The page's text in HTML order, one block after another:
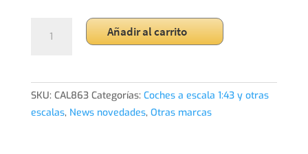
Coche
Maserati
A6
Añadir al carrito
SKU: CAL863 Categorías: Coches a escala 1:43 y otras
escalas, News novedades, Otras marcas